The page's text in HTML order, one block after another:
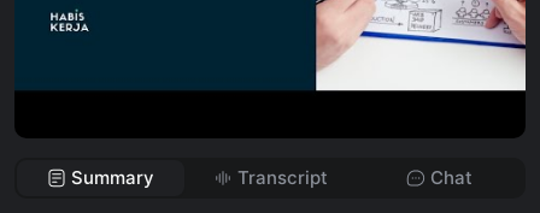
Summary Transcript Chat